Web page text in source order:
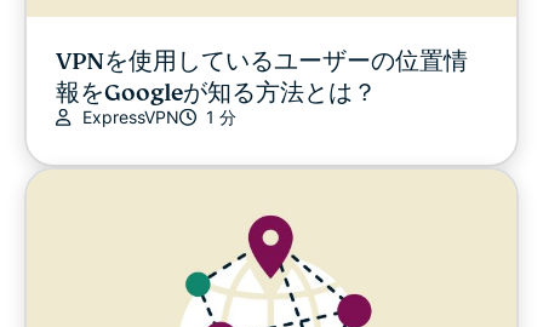
VPNを使用しているユーザーの位置情
報をGoogleが知る方法とは？
ExpressVPN 1 分